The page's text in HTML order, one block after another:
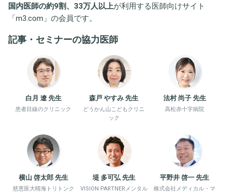
国内医師の約9割、33万人以上が利用する医師向けサイト
「m3.com 」の会員です。
記事・セミナーの協力医師
白月 遼 先生
患者目線のクリニック
森戸 やすみ 先生
どうかん山こどもクリニ
ック
法村 尚子 先生
高松赤十字病院
横山 啓太郎 先生
慈恵医大晴海トリトンク
堤 多可弘 先生
VISION PARTNERメンタル
平野井 啓一 先生
株式会社メディカル・マ